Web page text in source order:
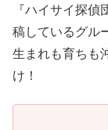
『ハイサイ探
稿しているグル
生まれも育ちも
け！